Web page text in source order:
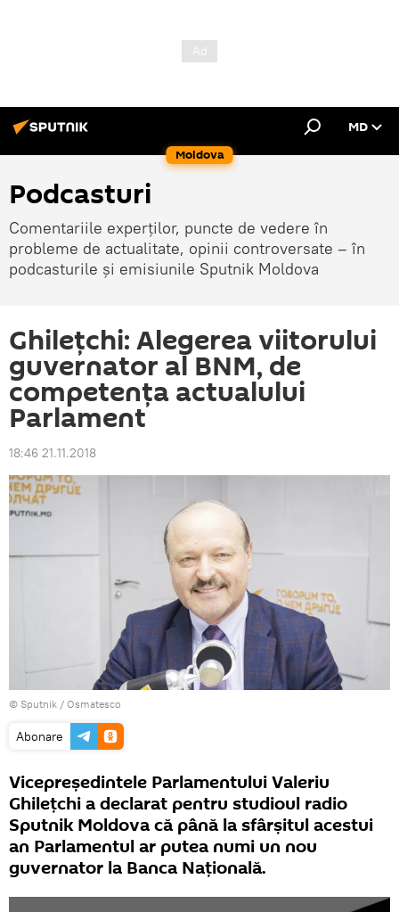
Moldova
MD
Podcasturi
Comentariile experților, puncte de vedere în
probleme de actualitate, opinii controversate – în
podcasturile și emisiunile Sputnik Moldova
Ghilețchi: Alegerea viitorului
guvernator al BNM, de
competența actualului
Parlament
18:46 21.11.2018
© Sputnik / Osmatesco
Abonare
Vicepreședintele Parlamentului Valeriu
Ghilețchi a declarat pentru studioul radio
Sputnik Moldova că până la sfârșitul acestui
an Parlamentul ar putea numi un nou
guvernator la Banca Națională.